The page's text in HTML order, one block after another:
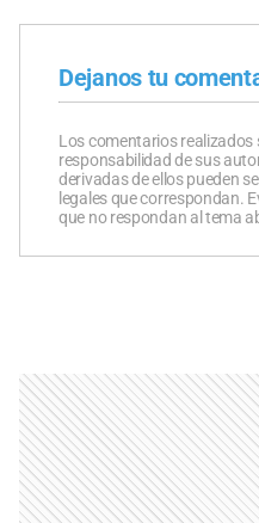
Dejanos tu
Los comentarios realizados
responsabilidad de sus
derivadas de ellos pueden
legales que correspondan.
que no respondan al tema